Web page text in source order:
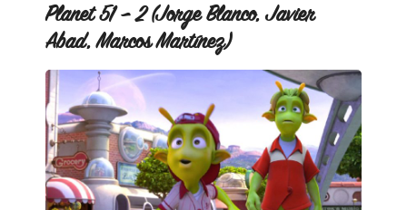
Planet 51 – 2 (Jorge Blanco, Javier
Abad, Marcos Martínez)